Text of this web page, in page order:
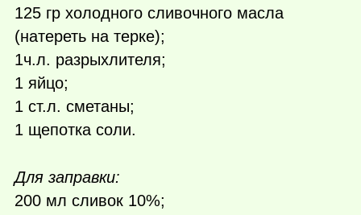
125 гр холодного сливочного масла
(натереть на терке);
1ч.л. разрыхлителя;
1 яйцо;
1 ст.л. сметаны;
1 щепотка соли.
Для заправки:
200 мл сливок 10%;